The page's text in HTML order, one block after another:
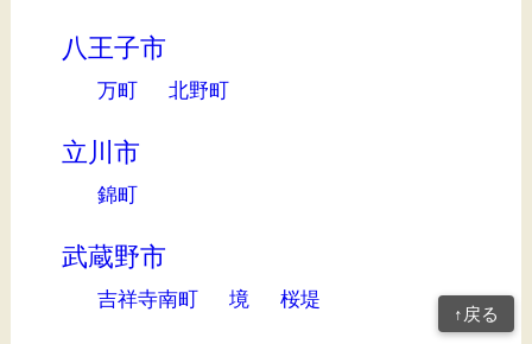
八王子市
万町 北野町
立川市
錦町
武蔵野市
吉祥寺南町 境 桜堤
↑戻る